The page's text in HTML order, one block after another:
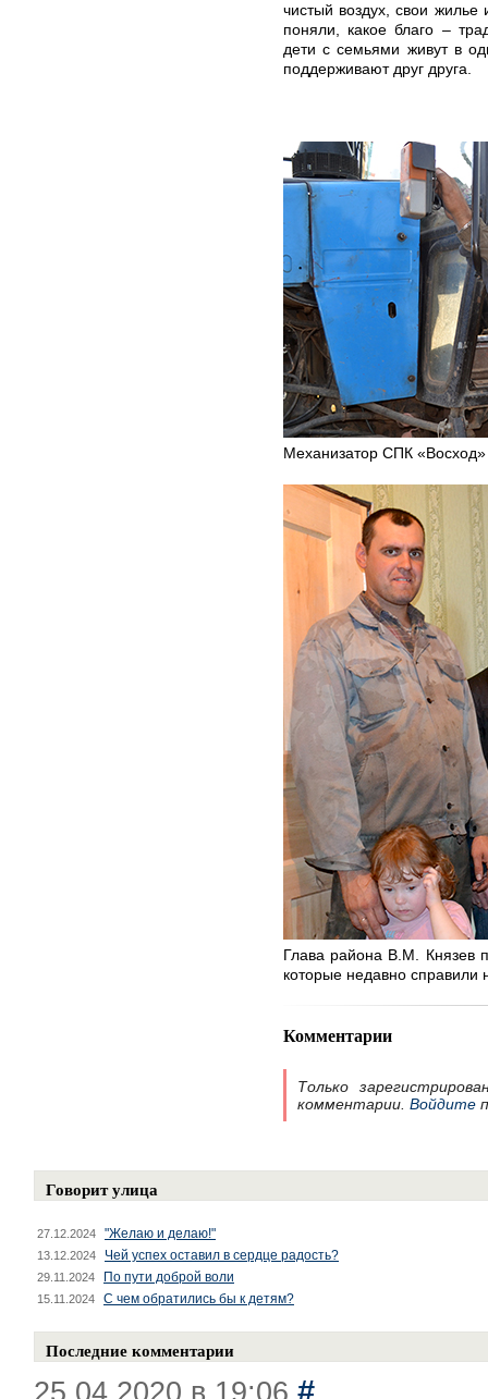
чистый воздух, свои
поняли, какое благо –
дети с семьями живут в
поддерживают друг друга.
Механизатор СПК
Глава района В.М. Князев
которые недавно справили
Комментарии
Только
комментарии. Войдите
Говорит улица
27.12.2024 "Желаю и делаю!"
13.12.2024 Чей успех оставил в сердце радость?
29.11.2024 По пути доброй воли
15.11.2024 С чем обратились бы к детям?
Последние комментарии
25.04.2020 в 19:06 #